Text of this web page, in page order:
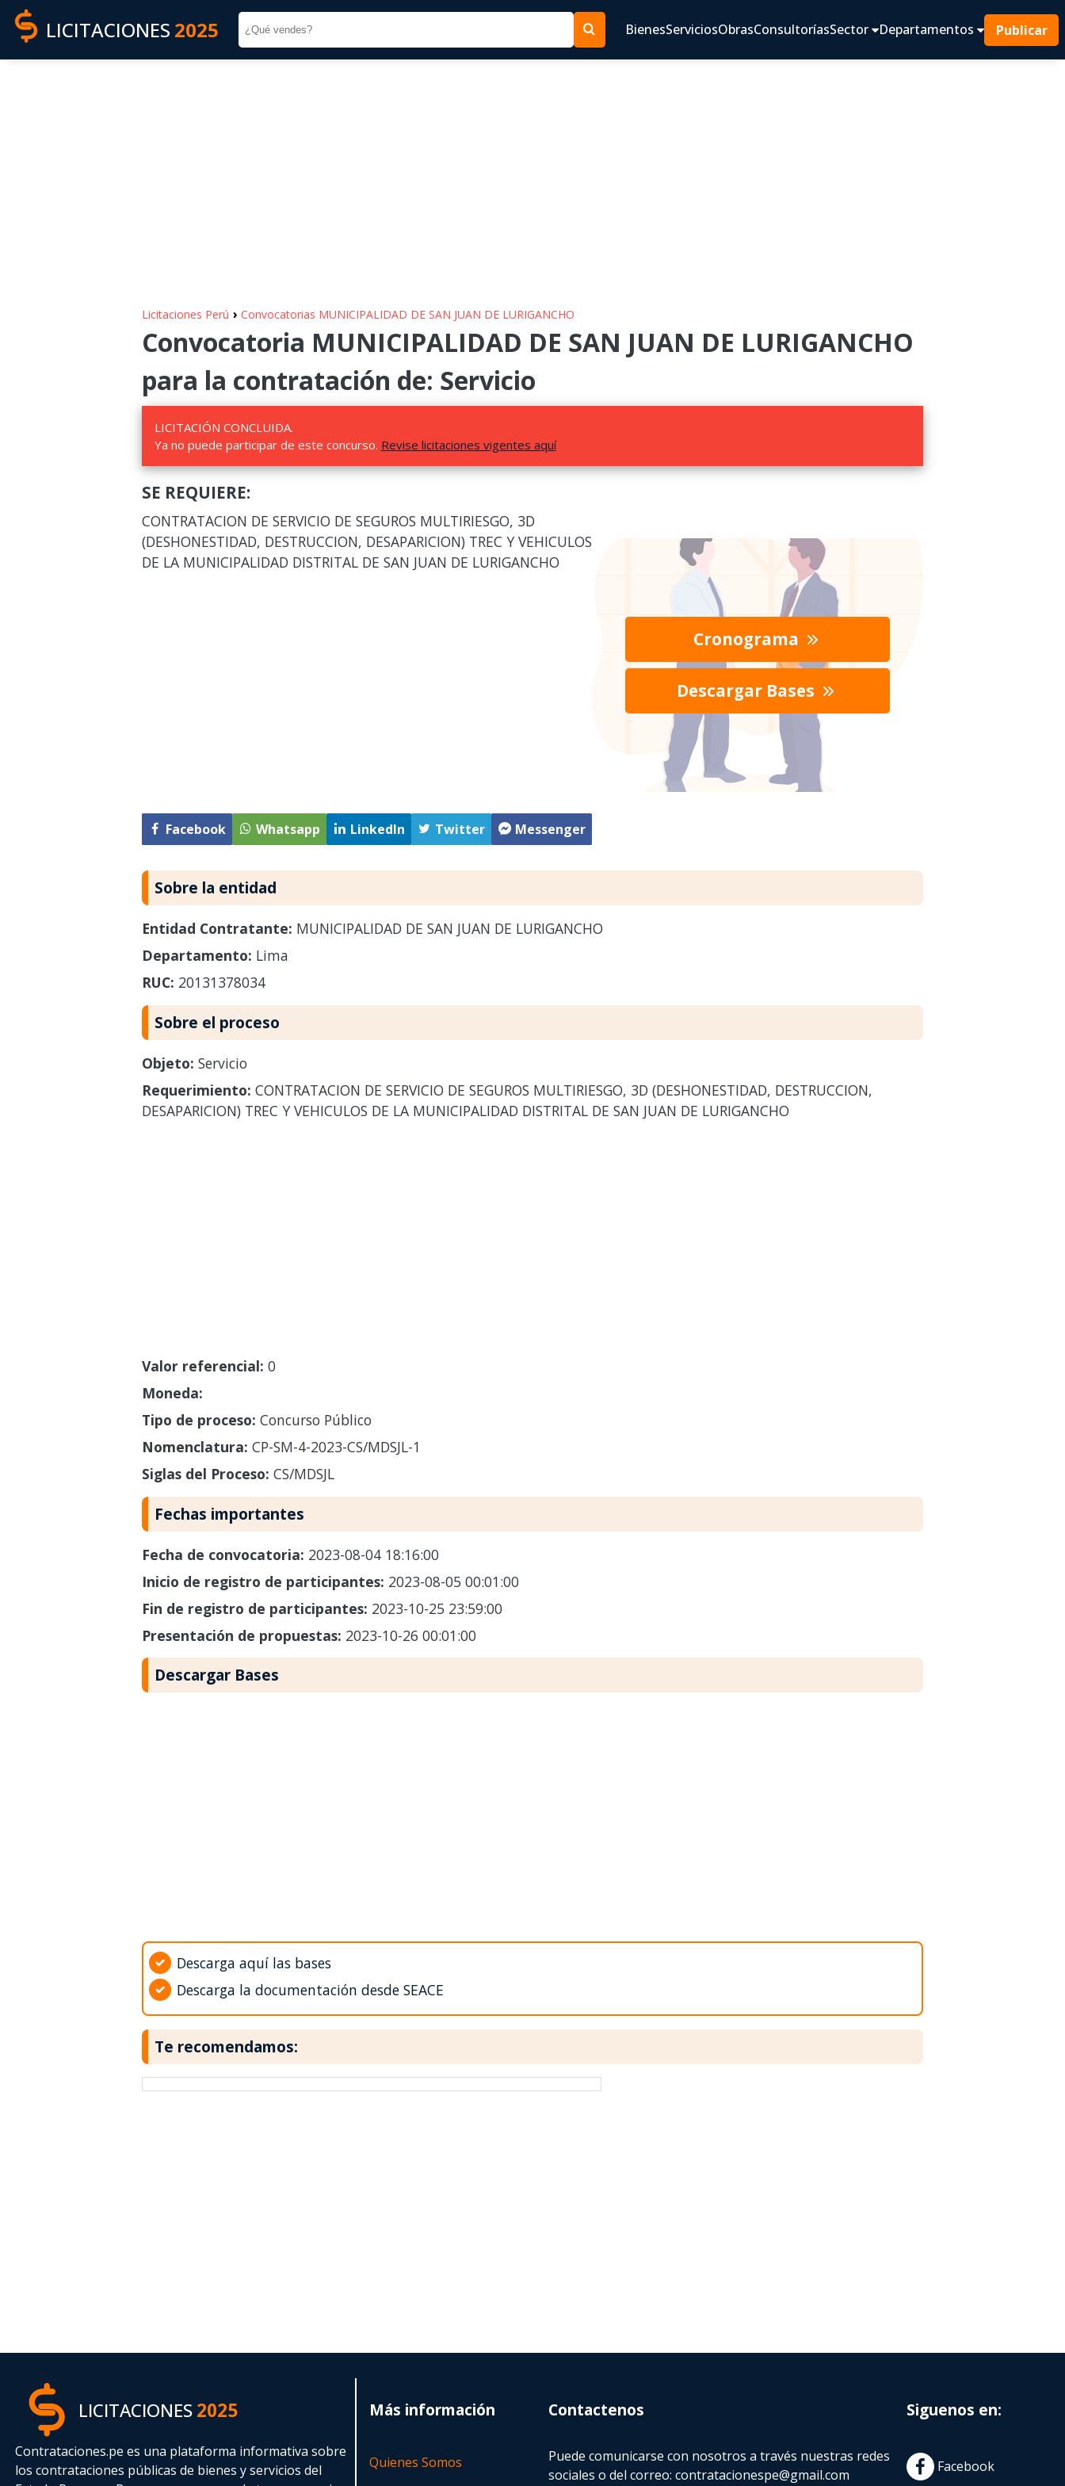
LICITACIONES 2025 BienesServiciosObrasConsultoríasSector Departamentos Publicar
Licitaciones Perú › Convocatorias MUNICIPALIDAD DE SAN JUAN DE LURIGANCHO
Convocatoria MUNICIPALIDAD DE SAN JUAN DE LURIGANCHO
para la contratación de: Servicio
LICITACIÓN CONCLUIDA.
Ya no puede participar de este concurso. Revise licitaciones vigentes aquí
SE REQUIERE:
CONTRATACION DE SERVICIO DE SEGUROS MULTIRIESGO, 3D
(DESHONESTIDAD, DESTRUCCION, DESAPARICION) TREC Y VEHICULOS
DE LA MUNICIPALIDAD DISTRITAL DE SAN JUAN DE LURIGANCHO
Facebook Whatsapp LinkedIn Twitter Messenger
Cronograma
Descargar Bases
Sobre la entidad
Entidad Contratante: MUNICIPALIDAD DE SAN JUAN DE LURIGANCHO
Departamento: Lima
RUC: 20131378034
Sobre el proceso
Objeto: Servicio
Requerimiento: CONTRATACION DE SERVICIO DE SEGUROS MULTIRIESGO, 3D (DESHONESTIDAD, DESTRUCCION,
DESAPARICION) TREC Y VEHICULOS DE LA MUNICIPALIDAD DISTRITAL DE SAN JUAN DE LURIGANCHO
Valor referencial: 0
Moneda:
Tipo de proceso: Concurso Público
Nomenclatura: CP-SM-4-2023-CS/MDSJL-1
Siglas del Proceso: CS/MDSJL
Fechas importantes
Fecha de convocatoria: 2023-08-04 18:16:00
Inicio de registro de participantes: 2023-08-05 00:01:00
Fin de registro de participantes: 2023-10-25 23:59:00
Presentación de propuestas: 2023-10-26 00:01:00
Descargar Bases
Descarga aquí las bases
Descarga la documentación desde SEACE
Te recomendamos:
LICITACIONES2025
Contrataciones.pe es una plataforma informativa sobre
los contrataciones públicas de bienes y servicios del
Más información
Quienes Somos
Contactenos
Puede comunicarse con nosotros a través nuestras redes
sociales o del correo:contratacionespe@gmail.com
Siguenos en:
Facebook